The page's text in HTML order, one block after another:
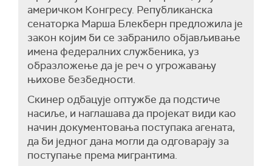
америчком Конгресу. Републиканска
сенаторка Марша Блекберн предложила је
закон којим би се забранило објављивање
имена федералних службеника, уз
образложење да је реч о угрожавању
њихове безбедности.
Скинер одбацује оптужбе да подстиче
насиље, и наглашава да пројекат види као
начин документовања поступака агената,
да би једног дана могли да одговарају за
поступање према мигрантима.